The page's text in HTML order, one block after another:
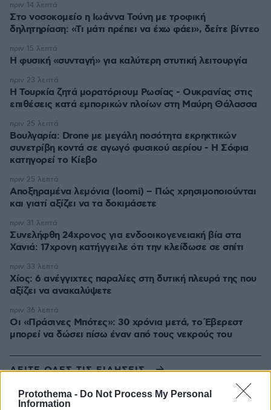
Protothema - Do Not Process My Personal
Information
Στο νοσοκομείο η Ιωάννα Τούνη με τροφική
δηλητηρίαση: «Τι μάτι πρέπει να έχω φάει», δείτε βίντεο
πριν 14 λεπτά
Η φυσική «συνταγή» για καλύτερη στυτική λειτουργία
πριν 15 λεπτά
Η Τουρκία ζητά μορατόριουμ Ρωσίας - Ουκρανίας στις
επιθέσεις κατά εμπορικών πλοίων στη Μαύρη Θάλασσα
πριν 23 λεπτά
Βουλγαρία: Drone με μεγάλη ποσότητα εκρηκτικών
συνετρίβη κοντά σε αγωγό φυσικού αερίου - Η Σόφια
κατηγορεί το Κίεβο
πριν 25 λεπτά
Αποξηραμένα λεμόνια (loomi) – Πώς χρησιμοποιούνται
και γιατί αξίζει να τα δοκιμάσετε
πριν 25 λεπτά
Συνελήφθη 24χρονος για ενδοοικογενειακή βία στα
Χανιά: 17χρονη κατήγγειλε ότι την κλείδωσε σε σπίτι
πριν 31 λεπτά
Χίος: 6 ανέγγιχτες παραλίες στη δυτική πλευρά της που
αξίζει να ανακαλύψετε
πριν 33 λεπτά
Οι «Πράσινες Μπότες»: 30 χρόνια μετά, το Έβερεστ
μπορεί να δώσει πίσω έναν από τους νεκρούς του
πριν 36 λεπτά
ΔΕΙΤΕ ΟΛΕΣ ΤΙΣ ΕΙΔΗΣΕΙΣ